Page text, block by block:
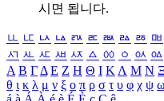
시면 됩니다.
ㅥ ㅦ ㅧ ㅨ ㅩ ㅪ ㅫ ㅬ ㅭ ㅮ
ㅺ ㅻ ㅼ ㅽ ㅾ ㅿ ㆀ ㆁ ㆂ ㆃ
Α Β ΓΔ Ε Ζ Η Θ Ι ΚΛ Μ Ν
θ ι κ λ μ ν ξ ο π ρ σ τ υ φ χ ψ ω